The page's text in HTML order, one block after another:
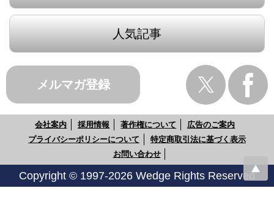
人気記事
メルマガ登録
会社案内 採用情報 著作権について
広告のご案内
プライバシーポリシーについて
特定商取引法に基づく表示
お問い合わせ
Copyright © 1997-2026 Wedge Rights Reserved